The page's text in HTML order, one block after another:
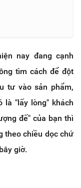
nay đang cạnh
tìm cách để đột
tư vào sản phẩm,
là "lấy lòng" khách
đế" của bạn thì
theo chiều dọc chứ
giờ.